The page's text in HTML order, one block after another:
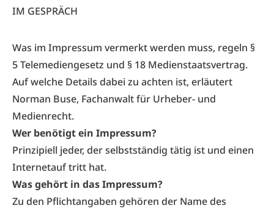
IM GESPRÄCH
Was im Impressum vermerkt werden muss, regeln §
5 Telemediengesetz und § 18 Medienstaatsvertrag.
Auf welche Details dabei zu achten ist, erläutert
Norman Buse, Fachanwalt für Urheber- und
Medienrecht.
Wer benötigt ein Impressum?
Prinzipiell jeder, der selbstständig tätig ist und einen
Internetauf tritt hat.
Was gehört in das Impressum?
Zu den Pflichtangaben gehören der Name des